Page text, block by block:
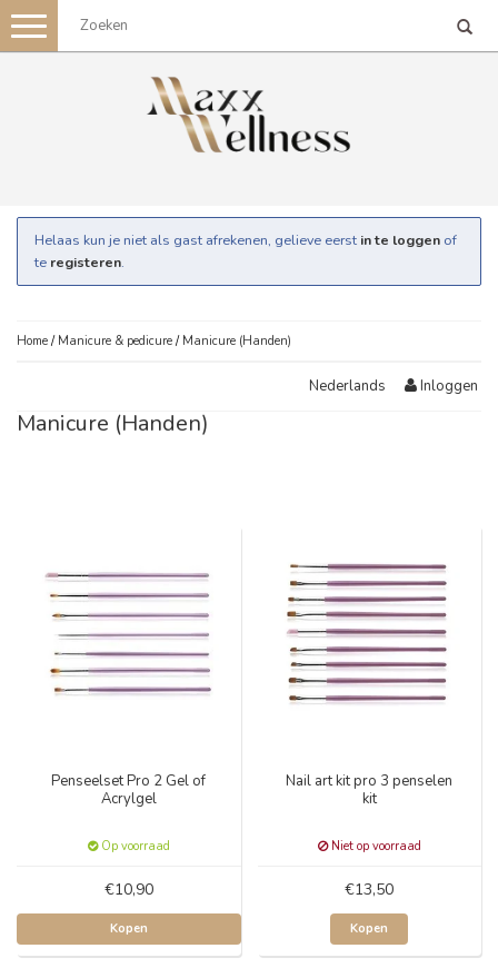
Toggle
navigation
Helaas kun je niet als gast afrekenen, gelieve eerst in te loggen of
te registeren.
Home / Manicure & pedicure / Manicure (Handen)
Nederlands Inloggen
Manicure (Handen)
Penseelset Pro 2 Gel of
Acrylgel
Op voorraad
€10,90
Kopen
Nail art kit pro 3 penselen
kit
Niet op voorraad
€13,50
Kopen